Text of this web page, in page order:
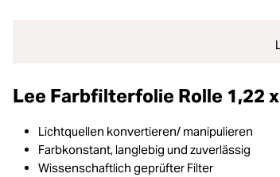
Lee Farbfilterfolie Rolle 1,22 x
Lichtquellen konvertieren/ manipulieren
Farbkonstant, langlebig und zuverlässig
Wissenschaftlich geprüfter Filter